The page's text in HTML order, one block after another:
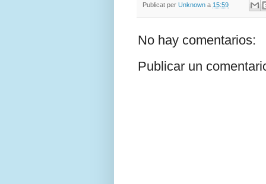
Publicat per Unknown a 15:59
No hay comentarios:
Publicar un